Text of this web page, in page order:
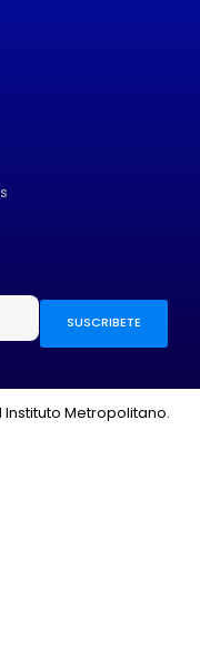
SUSCRIBETE
Instituto Metropolitano.